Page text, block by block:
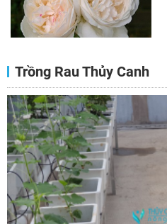
Trồng Rau Thủy Canh